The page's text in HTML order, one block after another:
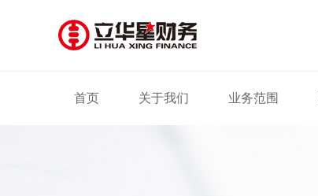
首页 关于我们 业务范围